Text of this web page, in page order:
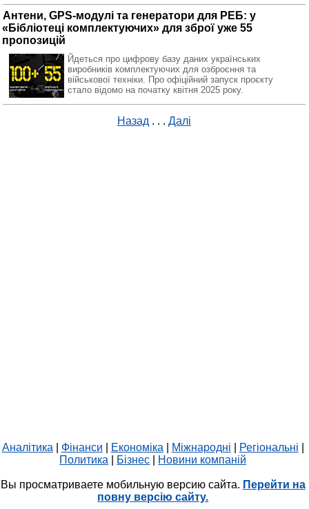
Антени, GPS-модулі та генератори для РЕБ: у
«Бібліотеці комплектуючих» для зброї уже 55
пропозицій
Йдеться про цифрову базу даних українських
виробників комплектуючих для озброєння та
військової техніки. Про офіційний запуск проєкту
стало відомо на початку квітня 2025 року.
Назад . . . Далі
Аналітика Фінанси Економіка Міжнародні Регіональні
Политика
Бізнес Новини компаній
Вы просматриваете мобильную версию сайта. Перейти на
повну версію сайту.